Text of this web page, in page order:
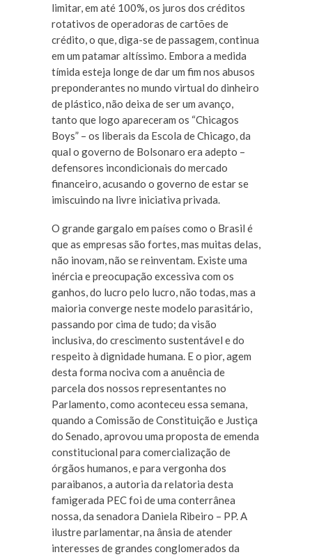
limitar, em até 100%, os juros dos créditos
rotativos de operadoras de cartões de
crédito, o que, diga-se de passagem, continua
em um patamar altíssimo. Embora a medida
tímida esteja longe de dar um fim nos abusos
preponderantes no mundo virtual do dinheiro
de plástico, não deixa de ser um avanço,
tanto que logo apareceram os “Chicagos
Boys” – os liberais da Escola de Chicago, da
qual o governo de Bolsonaro era adepto –
defensores incondicionais do mercado
financeiro, acusando o governo de estar se
imiscuindo na livre iniciativa privada.
O grande gargalo em países como o Brasil é
que as empresas são fortes, mas muitas delas,
não inovam, não se reinventam. Existe uma
inércia e preocupação excessiva com os
ganhos, do lucro pelo lucro, não todas, mas a
maioria converge neste modelo parasitário,
passando por cima de tudo; da visão
inclusiva, do crescimento sustentável e do
respeito à dignidade humana. E o pior, agem
desta forma nociva com a anuência de
parcela dos nossos representantes no
Parlamento, como aconteceu essa semana,
quando a Comissão de Constituição e Justiça
do Senado, aprovou uma proposta de emenda
constitucional para comercialização de
órgãos humanos, e para vergonha dos
paraibanos, a autoria da relatoria desta
famigerada PEC foi de uma conterrânea
nossa, da senadora Daniela Ribeiro – PP. A
ilustre parlamentar, na ânsia de atender
interesses de grandes conglomerados da